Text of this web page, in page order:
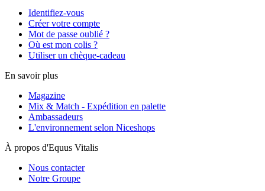
Identifiez-vous
Créer votre compte
Mot de passe oublié ?
Où est mon colis ?
Utiliser un chèque-cadeau
En savoir plus
Magazine
Mix & Match - Expédition en palette
Ambassadeurs
L'environnement selon Niceshops
À propos d'Equus Vitalis
Nous contacter
Notre Groupe